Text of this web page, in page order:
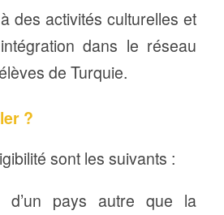
des activités culturelles et
dans le réseau
de Turquie.
?
sont les suivants :
d’un pays autre que la